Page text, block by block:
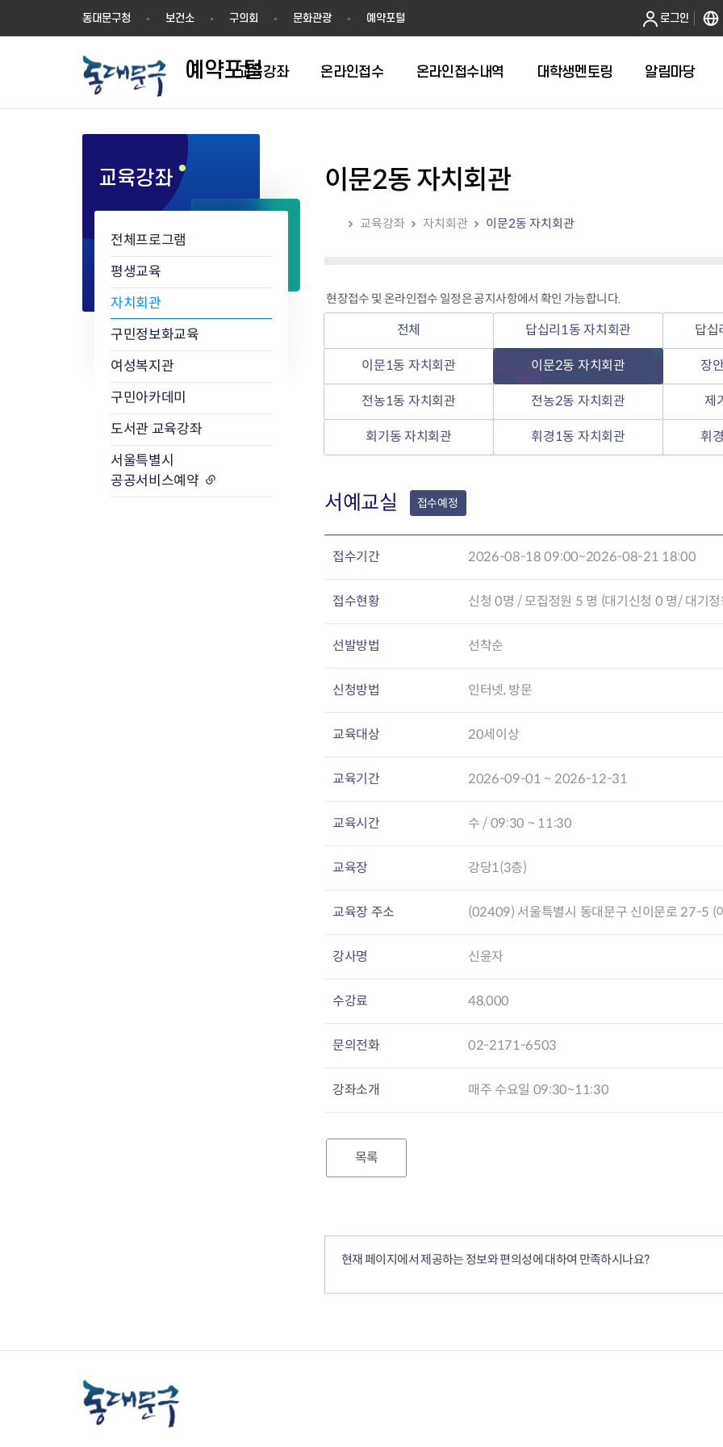
동대문구청 보건소 구의회 문화관광 예약포털 로그인
예약포털교육강좌
평생학습관
동네배움터
전체
답십리2동 자치회관
장안1동 자치회관
장안2동 자치회관
전농1동 자치회관
전농2동 자치회관
제기동 자치회관
청량리동 자치회관
회기동 자치회관
휘경1동 자치회관
온라인접수 온라인접수내역 대학생멘토링 알림마당
교육강좌
전체프로그램
평생교육
자치회관
구민정보화교육
여성복지관
구민아카데미
도서관 교육강좌
서울특별시
공공서비스예약
이문2동 자치회관
교육강좌 자치회관 이문2동 자치회관
현장접수 및 온라인접수 일정은 공지사항에서 확인 가능합니다.
전체 답십리1동 자치회관 답십
이문1동 자치회관 이문2동 자치회관 장
전농1동 자치회관 전농2동 자치회관 제
회기동 자치회관 휘경1동 자치회관 휘
서예교실 접수예정
접수기간 2026-08-18 09:00~2026-08-21 18:00
접수현황 신청0명 / 모집정원 5 명 (대기신청 0 명/ 대기
선발방법 선착순
신청방법 인터넷, 방문
교육대상 20세이상
교육기간 2026-09-01 ~ 2026-12-31
교육시간 수 / 09:30 ~ 11:30
교육장 강당1(3층)
교육장 주소 (02409) 서울특별시 동대문구 신이문로 27-5 (
강사명 신윤자
수강료 48,000
문의전화 02-2171-6503
강좌소개 매주 수요일 09:30~11:30
목록
현재 페이지에서 제공하는 정보와 편의성에 대하여 만족하시나요?